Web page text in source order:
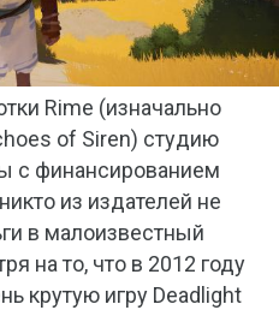
Rime (изначально
of Siren) студию
с финансированием
из издателей не
в малоизвестный
на то, что в 2012 году
крутую игру Deadlight